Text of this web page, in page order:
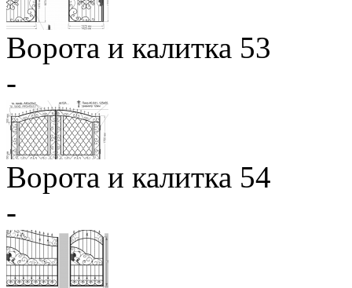
Ворота и калитка 53
-
Ворота и калитка 54
-